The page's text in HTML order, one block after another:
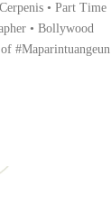
• Part Time
• Bollywood
#Maparintuangeun